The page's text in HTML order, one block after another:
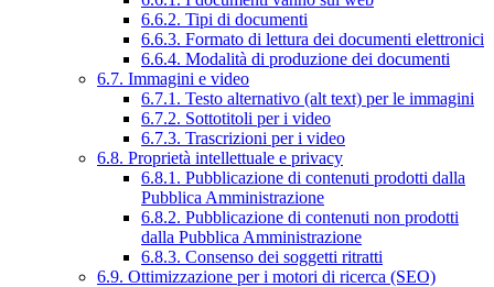
6.6.2. Tipi di documenti
6.6.3. Formato di lettura dei documenti elettronici
6.6.4. Modalità di produzione dei documenti
6.7. Immagini e video
6.7.1. Testo alternativo (alt text) per le immagini
6.7.2. Sottotitoli per i video
6.7.3. Trascrizioni per i video
6.8. Proprietà intellettuale e privacy
6.8.1. Pubblicazione di contenuti prodotti dalla
Pubblica Amministrazione
6.8.2. Pubblicazione di contenuti non prodotti
dalla Pubblica Amministrazione
6.8.3. Consenso dei soggetti ritratti
6.9. Ottimizzazione per i motori di ricerca (SEO)